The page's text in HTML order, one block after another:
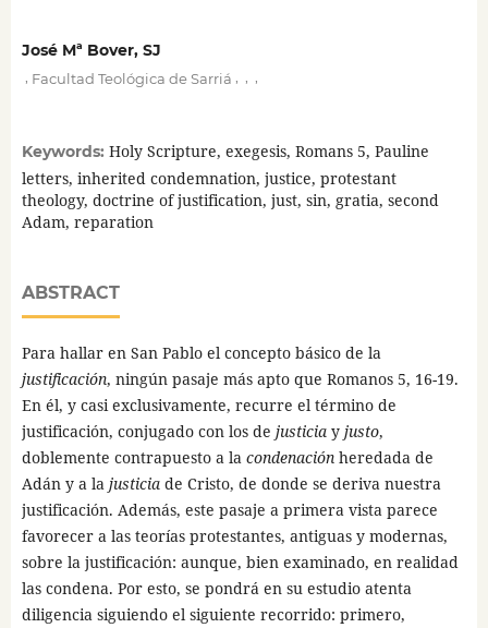
José Mª Bover, SJ
Facultad Teológica de Sarriá
Keywords: Holy Scripture, exegesis, Romans 5, Pauline
letters, inherited condemnation, justice, protestant
theology, doctrine of justification, just, sin, gratia, second
Adam, reparation
ABSTRACT
Para hallar en San Pablo el concepto básico de la
justificación, ningún pasaje más apto que Romanos 5, 16-19.
En él, y casi exclusivamente, recurre el término de
justificación, conjugado con los de justiciay justo,
doblemente contrapuesto a la condenaciónheredada de
Adán y a la justiciade Cristo, de donde se deriva nuestra
justificación. Además, este pasaje a primera vista parece
favorecer a las teorías protestantes, antiguas y modernas,
sobre la justificación: aunque, bien examinado, en realidad
las condena. Por esto, se pondrá en su estudio atenta
diligencia siguiendo el siguiente recorrido: primero,